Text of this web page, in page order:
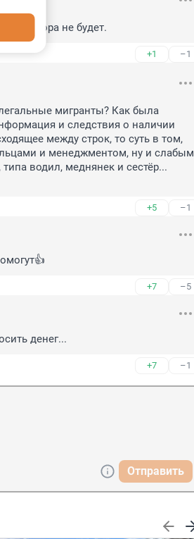
приговора не будет.
+1 –1
мигранты? Как была
и следствия о наличии
между строк, то суть в том,
и менеджментом, ну и слабым
водил, меднянек и сестёр...
+5 –1
+7 –5
денег...
+7 –1
Отправить